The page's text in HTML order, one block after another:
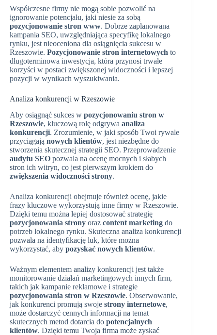
Współczesne firmy nie mogą sobie pozwolić na
ignorowanie potencjału, jaki niesie za sobą
pozycjonowanie stron www. Dobrze zaplanowana
kampania SEO, uwzględniająca specyfikę lokalnego
rynku, jest nieoceniona dla osiągnięcia sukcesu w
Rzeszowie. Pozycjonowanie stron internetowych to
długoterminowa inwestycja, która przynosi trwałe
korzyści w postaci zwiększonej widoczności i lepszej
pozycji w wynikach wyszukiwania.
Analiza konkurencji w Rzeszowie
Aby osiągnąć sukces w pozycjonowaniu stron w
Rzeszowie, kluczową rolę odgrywa analiza
konkurencji. Zrozumienie, w jaki sposób Twoi rywale
przyciągają nowych klientów, jest niezbędne do
stworzenia skutecznej strategii SEO. Przeprowadzenie
audytu SEO pozwala na ocenę mocnych i słabych
stron ich witryn, co jest pierwszym krokiem do
zwiększenia widoczności strony.
Analiza konkurencji obejmuje również ocenę, jakie
frazy kluczowe wykorzystują inne firmy w Rzeszowie.
Dzięki temu można lepiej dostosować strategię
pozycjonowania strony oraz content marketing do
potrzeb lokalnego rynku. Skuteczna analiza konkurencji
pozwala na identyfikację luk, które można
wykorzystać, aby pozyskać nowych klientów.
Ważnym elementem analizy konkurencji jest także
monitorowanie działań marketingowych innych firm,
takich jak kampanie reklamowe i strategie
pozycjonowania stron w Rzeszowie. Obserwowanie,
jak konkurenci promują swoje strony internetowe,
może dostarczyć cennych informacji na temat
skutecznych metod dotarcia do potencjalnych
klientów. Dzięki temu Twoja firma może zyskać